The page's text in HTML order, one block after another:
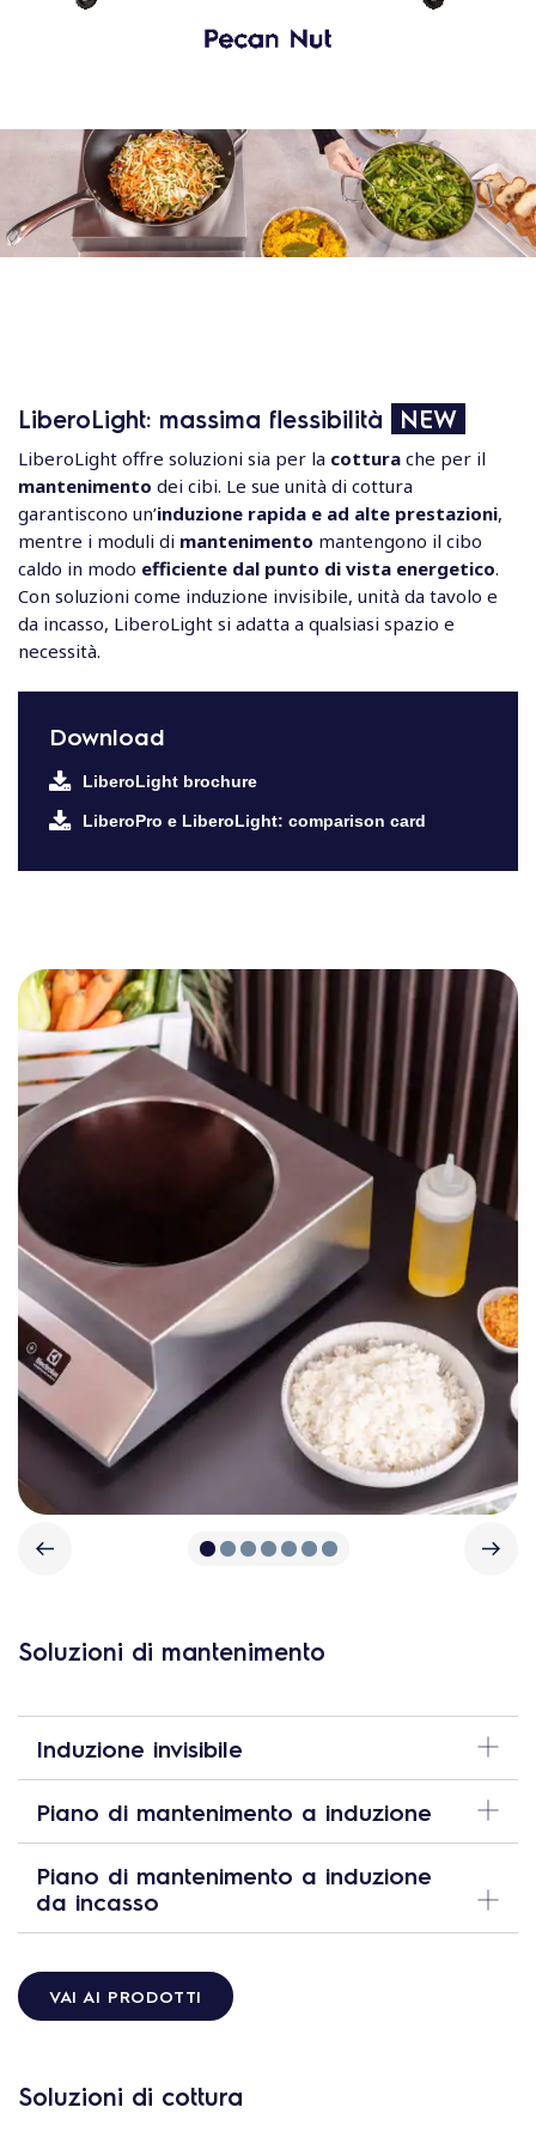
LiberoLight: massima flessibilità NEW
LiberoLight offre soluzioni sia per la cottura che per il
mantenimento dei cibi. Le sue unità di cottura
garantiscono un’induzione rapida e ad alte prestazioni,
mentre i moduli di mantenimento mantengono il cibo
caldo in modo efficiente dal punto di vista energetico.
Con soluzioni come induzione invisibile, unità da tavolo e
da incasso, LiberoLight si adatta a qualsiasi spazio e
necessità.
Download
LiberoLight brochure
LiberoPro e LiberoLight: comparison card
Soluzioni di mantenimento
Induzione invisibile
Piano di mantenimento a induzione
Piano di mantenimento a induzione
da incasso
VAI AI PRODOTTI
Soluzioni di cottura